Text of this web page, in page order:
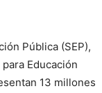
Pública (SEP),
Educación
13 millones